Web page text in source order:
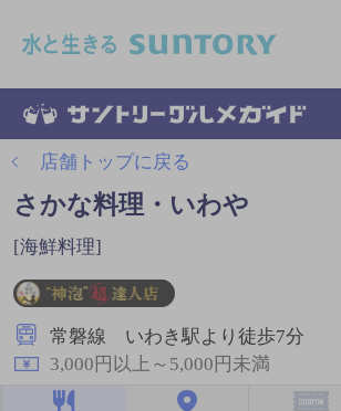
店舗トップに戻る
さかな料理・いわや
[海鮮料理]
常磐線 いわき駅より徒歩7分
3,000円以上～5,000円未満